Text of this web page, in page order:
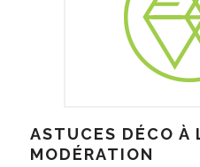
ASTUCES DÉCO À
MODÉRATION